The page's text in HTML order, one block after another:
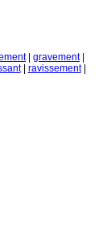
| gravement|
| ravissement|